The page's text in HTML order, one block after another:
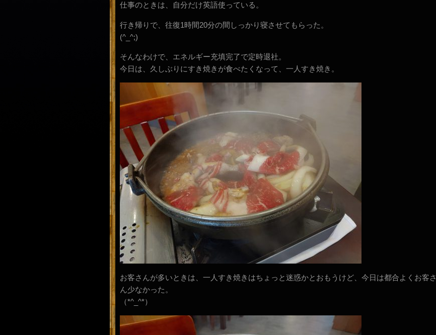
仕事のときは、自分だけ英語使っている。
行き帰りで、往復1時間20分の間しっかり寝させてもらった。
(^_^;)
そんなわけで、エネルギー充填完了で定時退社。
今日は、久しぶりにすき焼きが食べたくなって、一人すき焼き。
お客さんが多いときは、一人すき焼きはちょっと迷惑かとおもうけど、今日は都合よくお客さ
ん少なかった。
（*^_^*）